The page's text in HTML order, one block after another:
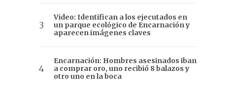
Video: Identifican a los ejecutados en
un parque ecológico de Encarnación y
aparecen imágenes claves
Encarnación: Hombres asesinados iban
a comprar oro, uno recibió 8 balazos y
otro uno en la boca